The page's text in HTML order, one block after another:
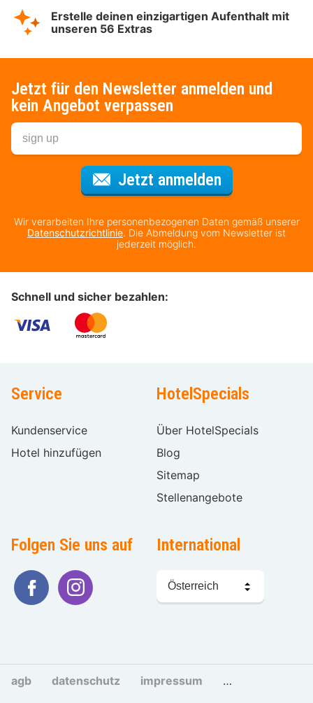
Erstelle deinen einzigartigen Aufenthalt mit
unseren 56 Extras
Jetzt für den Newsletter anmelden und
kein Angebot verpassen
Jetzt anmeldenFür den
Wir verarbeiten Ihre personenbezogenen Daten gemäß unserer
Datenschutzrichtlinie. Die Abmeldung vom Newsletter ist
jederzeit möglich.
Schnell und sicher bezahlen:
Service
Kundenservice
Hotel hinzufügen
HotelSpecials
Über HotelSpecials
Blog
Sitemap
Stellenangebote
Folgen Sie uns auf International
Sprache
wählen
agb datenschutz impressum cookies und